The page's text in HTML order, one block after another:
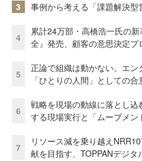
3 事例から考える「課題解決型
4
累計24万部・高橋浩一氏の
全』発売、顧客の意思決定プ
5
正論で組織は動かない。エ
「ひとりの人間」としての
6
戦略を現場の動線に落とし
する現場実行と「ムーブメン
7
リソース減を乗り越え
献を目指す、TOPPANデジタ